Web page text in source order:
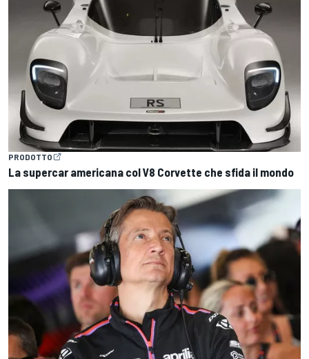
PRODOTTO
La supercar americana col V8 Corvette che sfida il mondo